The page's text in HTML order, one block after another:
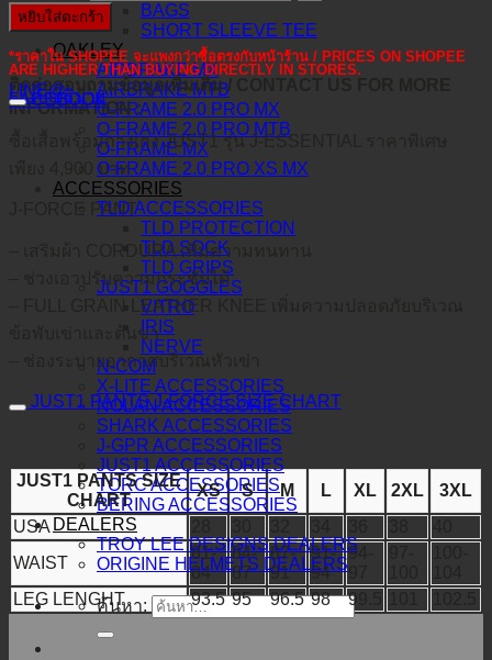
BAGS
SHORT SLEEVE TEE
OAKLEY
AIRBRAKE MX
AIRBRAKE MTB
O-FRAME 2.0 PRO MX
O-FRAME 2.0 PRO MTB
O-FRAME MX
O-FRAME 2.0 PRO XS MX
ACCESSORIES
TLD ACCESSORIES
TLD PROTECTION
TLD SOCK
TLD GRIPS
JUST1 GOGGLES
VITRO
IRIS
NERVE
N-COM
X-LITE ACCESSORIES
NOLAN ACCESSORIES
SHARK ACCESSORIES
J-GPR ACCESSORIES
JUST1 ACCESSORIES
TORC ACCESSORIES
BERING ACCESSORIES
DEALERS
TROY LEE DESIGNS DEALERS
ORIGINE HELMETS DEALERS
ค้นหา:
หยิบใส่ตะกร้า
*ราคาใน SHOPEE จะแพงกว่าซื้อตรงกับหน้าร้าน / PRICES ON SHOPEE
ARE HIGHER THAN BUYING DIRECTLY IN STORES.
ติดต่อสอบถามข้อมูลเพิ่มเติม / CONTACT US FOR MORE
INFORMATION :
LINE@
FACEBOOK
คำอธิบาย
ซื้อเสื้อพร้อมกางเกง JUST1 รุ่น J-ESSENTIAL ราคาพิเศษ
เพียง 4,900 บาท
J-FORCE PANT
– เสริมผ้า CORDURA เพิ่มความทนทาน
– ช่วงเอวปรับความกระชับได้
– FULL GRAIN LEATHER KNEE เพิ่มความปลอดภัยบริเวณ
ข้อพับเข่าและต้นขา
– ช่องระบายอากาศบริเวณหัวเข่า
JUST1 PANTS J-FORCE SIZE CHART
JUST1 PANTS SIZE
CHART
XS S M L XL 2XL
3XL
USA
WAIST
81-
84
84-
87
87-
91
91-
94
94-
LEG LENGHT
93.5 95 96.5 98 99.5